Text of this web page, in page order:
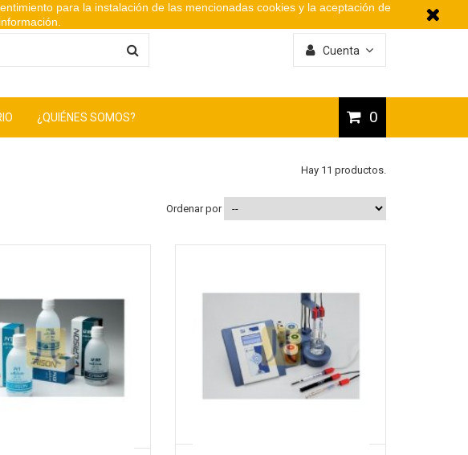
Cuenta
0
¿QUIÉNES SOMOS?
Hay 11 productos.
Ordenar por
para la instalación de las mencionadas cookies y la aceptación de